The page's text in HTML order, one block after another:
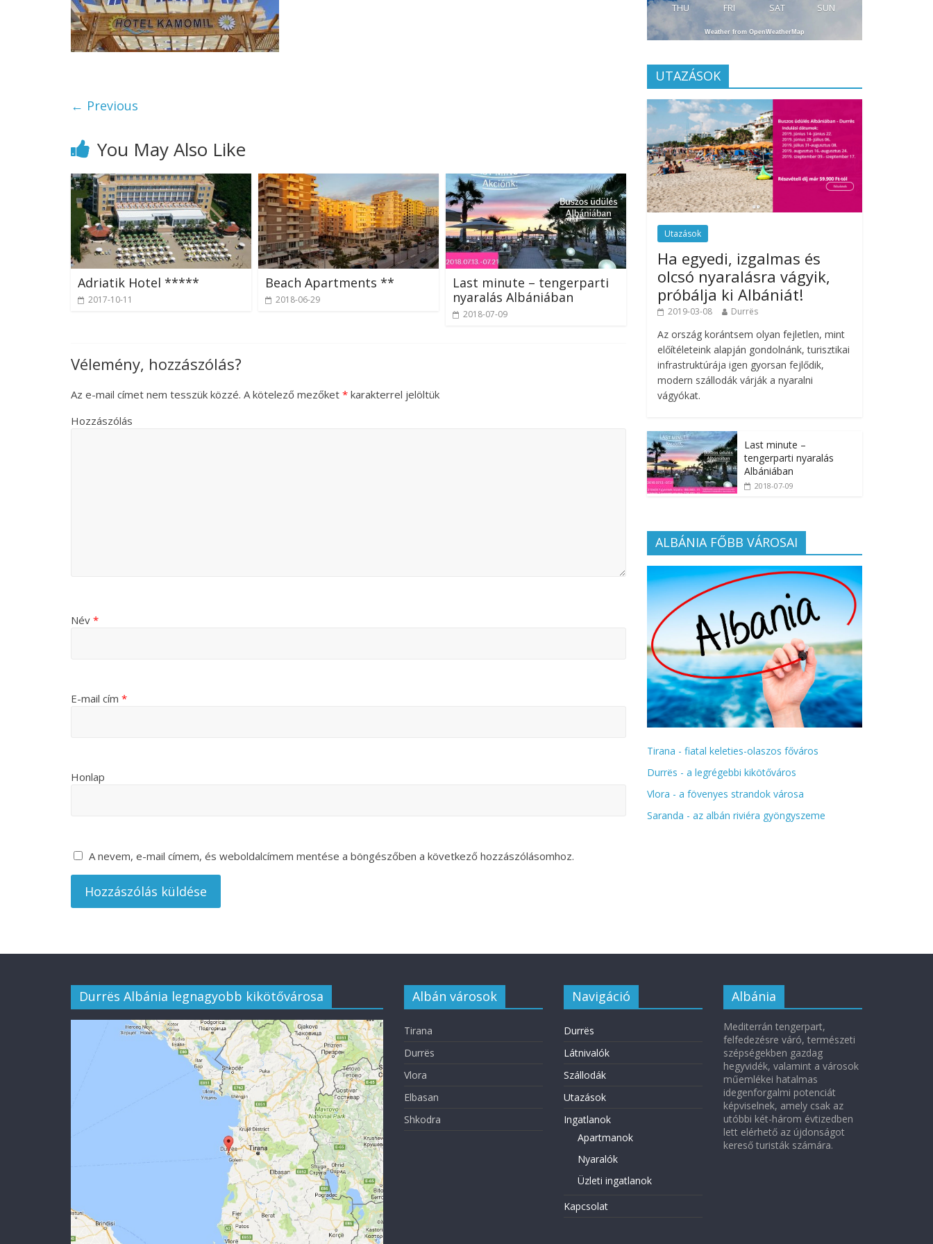
← Previous
You May Also Like
Adriatik Hotel *****
2017-10-11
Beach Apartments **
2018-06-29
Last minute – tengerparti
nyaralás Albániában
2018-07-09
Vélemény, hozzászólás?
Az e-mail címet nem tesszük közzé. A kötelező mezőket * karakterrel jelöltük
Hozzászólás
Név *
E-mail cím *
Honlap
A nevem, e-mail címem, és weboldalcímem mentése a böngészőben a következő hozzászólásomhoz.
THU FRI SAT SUN
Weather from OpenWeatherMap
UTAZÁSOK
Utazások
Ha egyedi, izgalmas és
olcsó nyaralásra vágyik,
próbálja ki Albániát!
2019-03-08 Durrës
Az ország korántsem olyan fejletlen, mint
előítéleteink alapján gondolnánk, turisztikai
infrastruktúrája igen gyorsan fejlődik,
modern szállodák várják a nyaralni
vágyókat.
Last minute –
tengerparti nyaralás
Albániában
2018-07-09
ALBÁNIA FŐBB VÁROSAI
Tirana - fiatal keleties-olaszos főváros
Durrës - a legrégebbi kikötőváros
Vlora - a fövenyes strandok városa
Saranda - az albán riviéra gyöngyszeme
Durrës Albánia legnagyobb kikötővárosa Albán városok
Tirana
Durrës
Vlora
Elbasan
Shkodra
Navigáció
Durrës
Látnivalók
Szállodák
Utazások
Ingatlanok
Apartmanok
Nyaralók
Üzleti ingatlanok
Kapcsolat
Albánia
Mediterrán tengerpart,
felfedezésre váró, természeti
szépségekben gazdag
hegyvidék, valamint a városok
műemlékei hatalmas
idegenforgalmi potenciát
képviselnek, amely csak az
utóbbi két-három évtizedben
lett elérhető az újdonságot
kereső turisták számára.